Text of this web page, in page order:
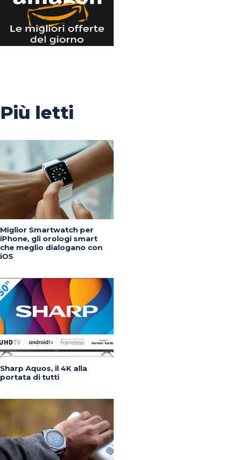
Più letti
Miglior Smartwatch per
iPhone, gli orologi smart
che meglio dialogano con
iOS
Sharp Aquos, il 4K alla
portata di tutti